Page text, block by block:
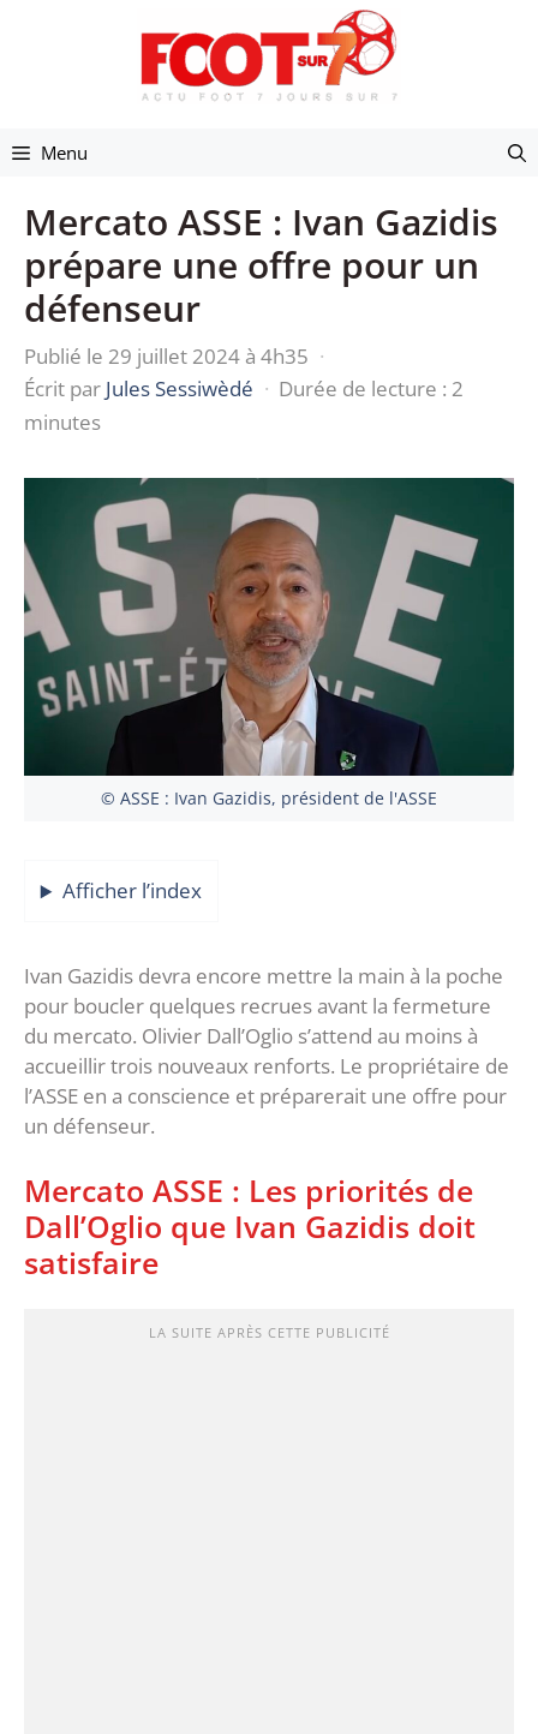
Menu
Mercato ASSE : Ivan Gazidis
prépare une offre pour un
défenseur
Publié le 29 juillet 2024 à 4h35 ·
Écrit par Jules Sessiwèdé · Durée de lecture : 2
minutes
© ASSE : Ivan Gazidis, président de l'ASSE
Afficher l’index
Ivan Gazidis devra encore mettre la main à la poche
pour boucler quelques recrues avant la fermeture
du mercato. Olivier Dall’Oglio s’attend au moins à
accueillir trois nouveaux renforts. Le propriétaire de
l’ASSE en a conscience et préparerait une offre pour
un défenseur.
Mercato ASSE : Les priorités de
Dall’Oglio que Ivan Gazidis doit
satisfaire
LA SUITE APRÈS CETTE PUBLICITÉ